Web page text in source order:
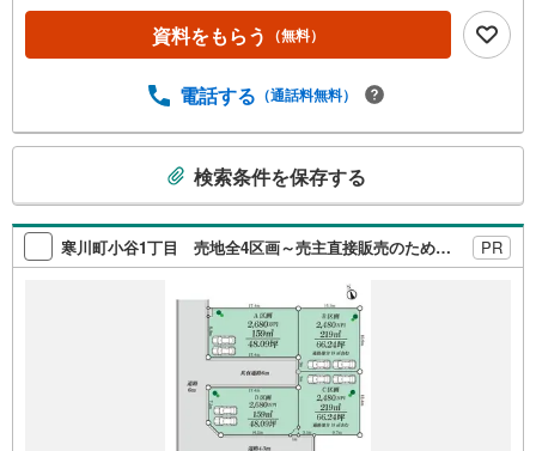
資料をもらう （無料）
電話する （通話料無料）
検
索
条
検索条件を保存する
寒川町小谷1丁目 売地全4区画～売主直接販売のため、購入初期費用を抑えられます～ PR